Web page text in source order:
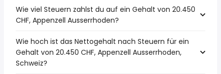
Wie viel Steuern zahlst du auf ein Gehalt von 20.450
CHF, Appenzell Ausserrhoden?
Wie hoch ist das Nettogehalt nach Steuern für ein
Gehalt von 20.450 CHF, Appenzell Ausserrhoden,
Schweiz?